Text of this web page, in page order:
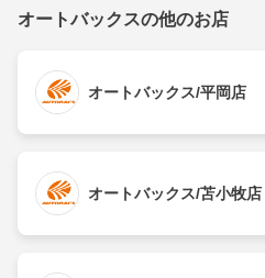
オートバックスの他のお店
オートバックス/平岡店
オートバックス/苫小牧店